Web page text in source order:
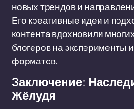
новых трендов и
Его креативные идеи и
контента вдохновили
блогеров на эксперименты
форматов.
Заключение:
Жёлудя